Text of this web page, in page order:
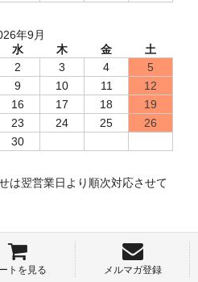
年9月
水 木 金
土
2 3 4
5
9 10 11
12
16 17 18
19
23 24 25
26
30
は翌営業日より順次対応させて
トを見る メルマガ登録